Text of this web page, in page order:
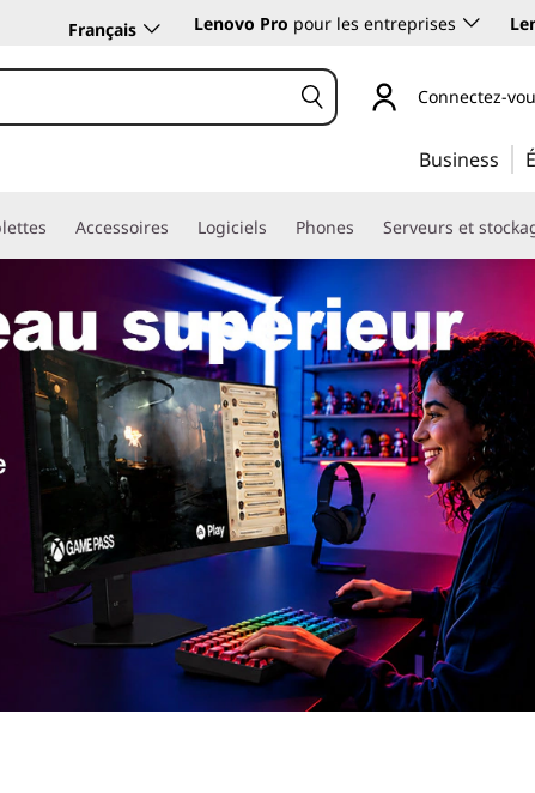
Français Lenovo Pro pour les entreprises
Connectez-
Business
Accessoires Logiciels Phones Serveurs et